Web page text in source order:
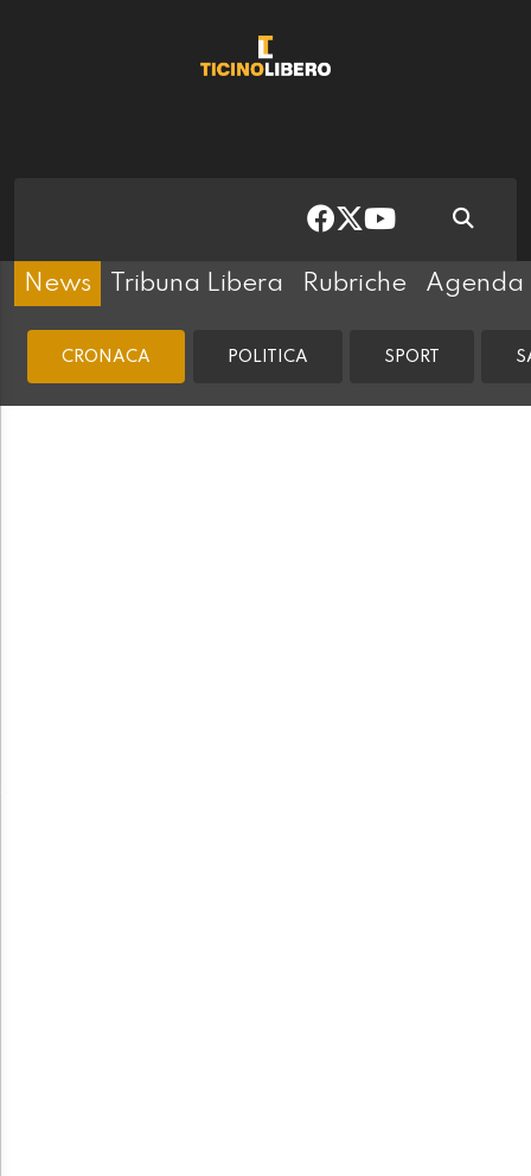
News Tribuna Libera Rubriche Agenda
CRONACA POLITICA SPORT